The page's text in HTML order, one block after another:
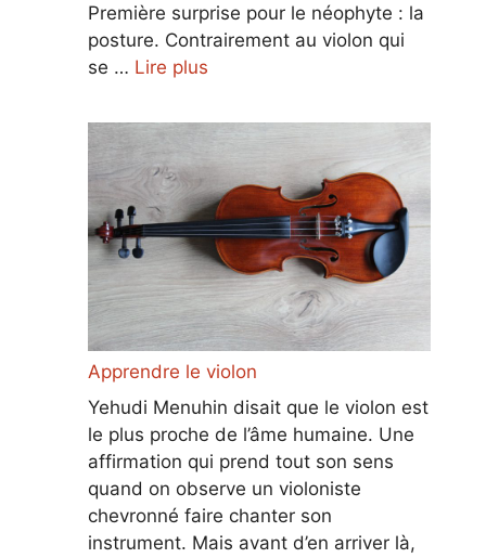
Première surprise pour le néophyte : la
posture. Contrairement au violon qui
se … Lire plus
Apprendre le violon
Yehudi Menuhin disait que le violon est
le plus proche de l’âme humaine. Une
affirmation qui prend tout son sens
quand on observe un violoniste
chevronné faire chanter son
instrument. Mais avant d’en arriver là,